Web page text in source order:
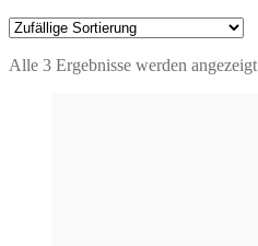
Alle 3 Ergebnisse werden angezeigt